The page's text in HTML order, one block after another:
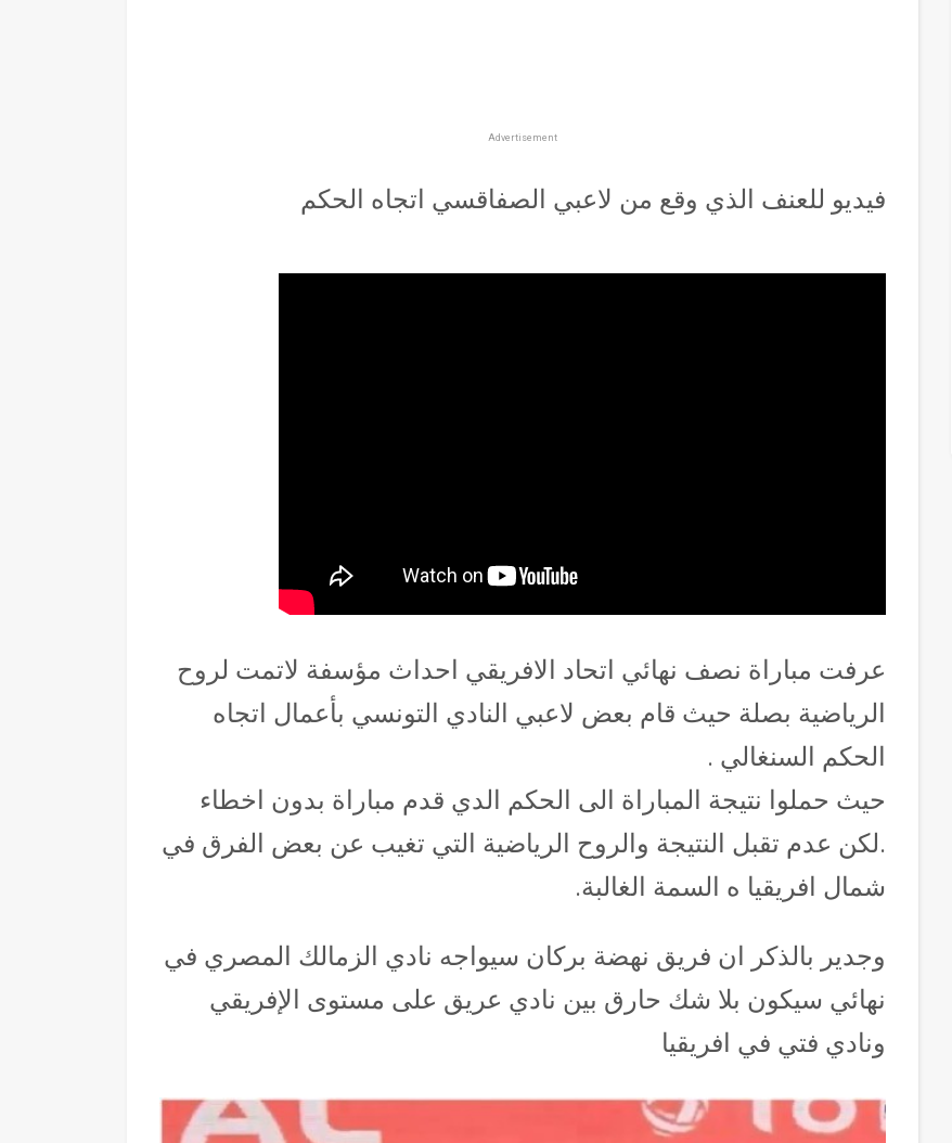
Advertisement
فيديو للعنف الذي وقع من لاعبي الصفاقسي اتجاه الحكم
عرفت مباراة نصف نهائي اتحاد الافريقي احداث مؤسفة لاتمت لروح
الرياضية بصلة حيث قام بعض لاعبي النادي التونسي بأعمال اتجاه
الحكم السنغالي .
حيث حملوا نتيجة المباراة الى الحكم الدي قدم مباراة بدون اخطاء
.لكن عدم تقبل النتيجة والروح الرياضية التي تغيب عن بعض الفرق في
شمال افريقيا ه السمة الغالبة.
وجدير بالذكر ان فريق نهضة بركان سيواجه نادي الزمالك المصري في
نهائي سيكون بلا شك حارق بين نادي عريق على مستوى الإفريقي
ونادي فتي في افريقيا